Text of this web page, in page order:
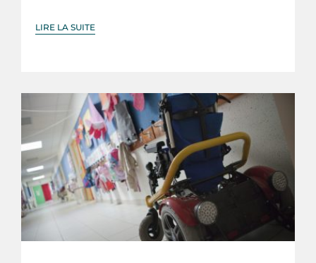
LIRE LA SUITE